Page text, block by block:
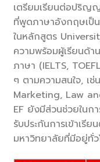
เตรียมเรียนต่อปริญ
ที่พูดภาษาอังกฤษเป็น
ในหลักสูตร
ความพร้อมผู้เรียนด้
ภาษา (IELTS,
ๆ ตามความสนใจ, เ
Marketing, Law
EF ยังมีส่วนช่วยในก
รับประกันการเข้าเรี
มหาวิทยาลัยที่มีอยู่ทั่